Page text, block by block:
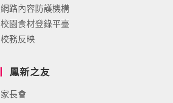
網路內容防護機構
校園食材登錄平臺
校務反映
鳳新之友
家長會